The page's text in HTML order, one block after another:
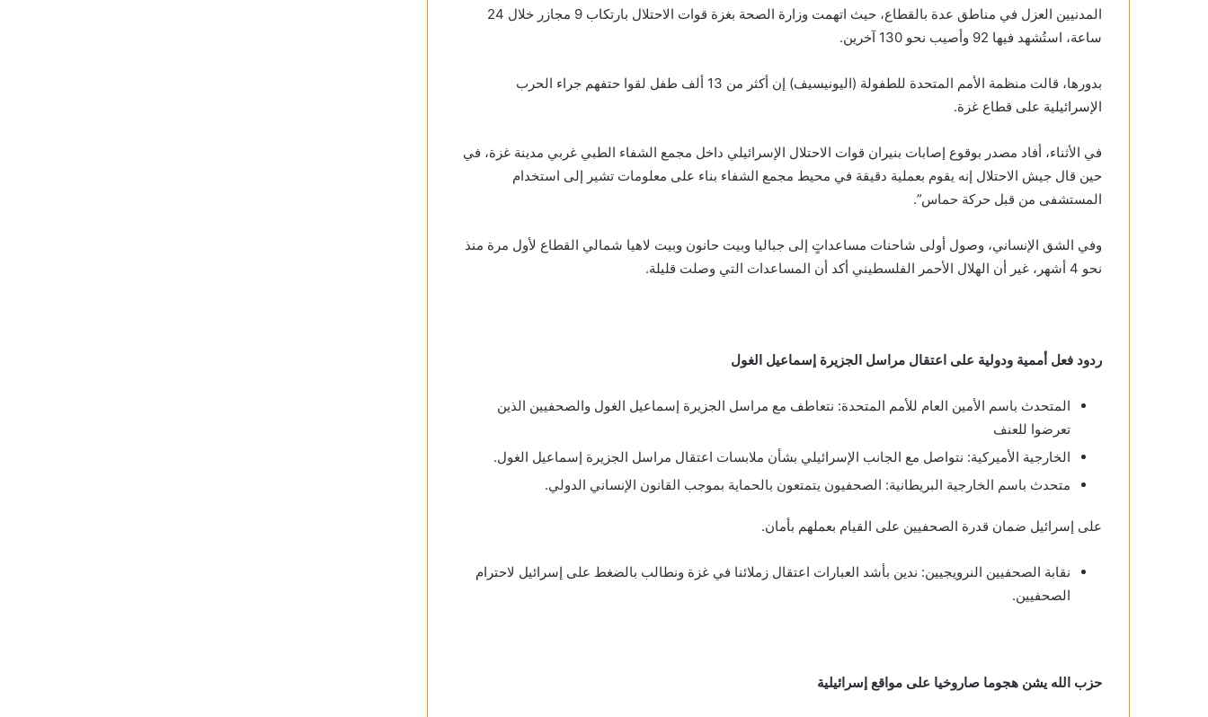
المدنيين العزل في مناطق عدة بالقطاع، حيث اتهمت وزارة الصحة بغزة قوات الاحتلال بارتكاب 9 مجازر خلال 24
ساعة، استُشهد فيها 92 وأصيب نحو 130 آخرين.
بدورها، قالت منظمة الأمم المتحدة للطفولة (اليونيسيف) إن أكثر من 13 ألف طفل لقوا حتفهم جراء الحرب
الإسرائيلية على قطاع غزة.
في الأثناء، أفاد مصدر بوقوع إصابات بنيران قوات الاحتلال الإسرائيلي داخل مجمع الشفاء الطبي غربي مدينة غزة، في
حين قال جيش الاحتلال إنه يقوم بعملية دقيقة في محيط مجمع الشفاء بناء على معلومات تشير إلى استخدام
المستشفى من قبل حركة حماس”.
وفي الشق الإنساني، وصول أولى شاحنات مساعداتٍ إلى جباليا وبيت حانون وبيت لاهيا شمالي القطاع لأول مرة منذ
نحو 4 أشهر، غير أن الهلال الأحمر الفلسطيني أكد أن المساعدات التي وصلت قليلة.
ردود فعل أممية ودولية على اعتقال مراسل الجزيرة إسماعيل الغول
المتحدث باسم الأمين العام للأمم المتحدة: نتعاطف مع مراسل الجزيرة إسماعيل الغول والصحفيين الذين
تعرضوا للعنف
الخارجية الأميركية: نتواصل مع الجانب الإسرائيلي بشأن ملابسات اعتقال مراسل الجزيرة إسماعيل الغول.
متحدث باسم الخارجية البريطانية: الصحفيون يتمتعون بالحماية بموجب القانون الإنساني الدولي.
على إسرائيل ضمان قدرة الصحفيين على القيام بعملهم بأمان.
نقابة الصحفيين النرويجيين: ندين بأشد العبارات اعتقال زملائنا في غزة ونطالب بالضغط على إسرائيل لاحترام
الصحفيين.
حزب الله يشن هجوما صاروخيا على مواقع إسرائيلية